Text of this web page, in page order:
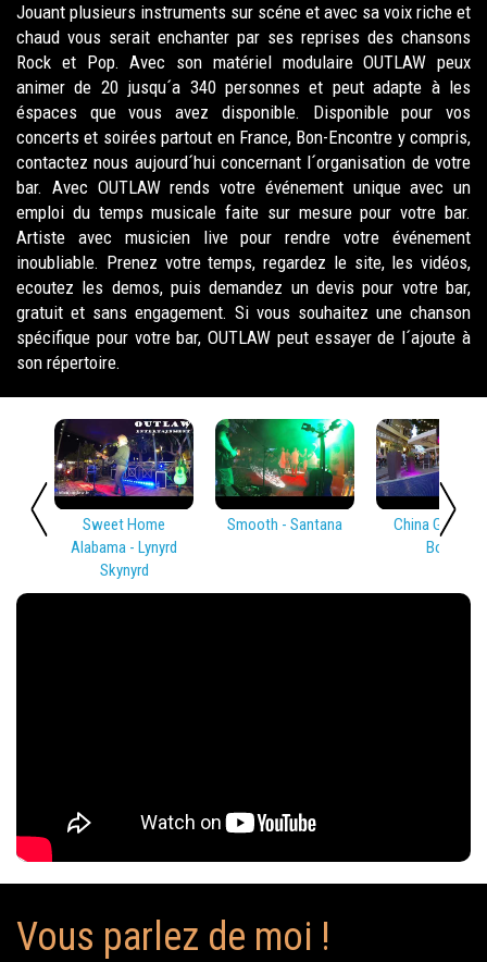
Jouant plusieurs instruments sur scéne et avec sa voix riche et
chaud vous serait enchanter par ses reprises des chansons
Rock et Pop. Avec son matériel modulaire OUTLAW peux
animer de 20 jusqu´a 340 personnes et peut adapte à les
éspaces que vous avez disponible. Disponible pour vos
concerts et soirées partout en France, Bon-Encontre y compris,
contactez nous aujourd´hui concernant l´organisation de votre
bar. Avec OUTLAW rends votre événement unique avec un
emploi du temps musicale faite sur mesure pour votre bar.
Artiste avec musicien live pour rendre votre événement
inoubliable. Prenez votre temps, regardez le site, les vidéos,
ecoutez les demos, puis demandez un devis pour votre bar,
gratuit et sans engagement. Si vous souhaitez une chanson
spécifique pour votre bar, OUTLAW peut essayer de l´ajoute à
son répertoire.
Sweet Home
Alabama - Lynyrd
Skynyrd
Smooth - Santana
China Girl -
Bowie
Vous parlez de moi !